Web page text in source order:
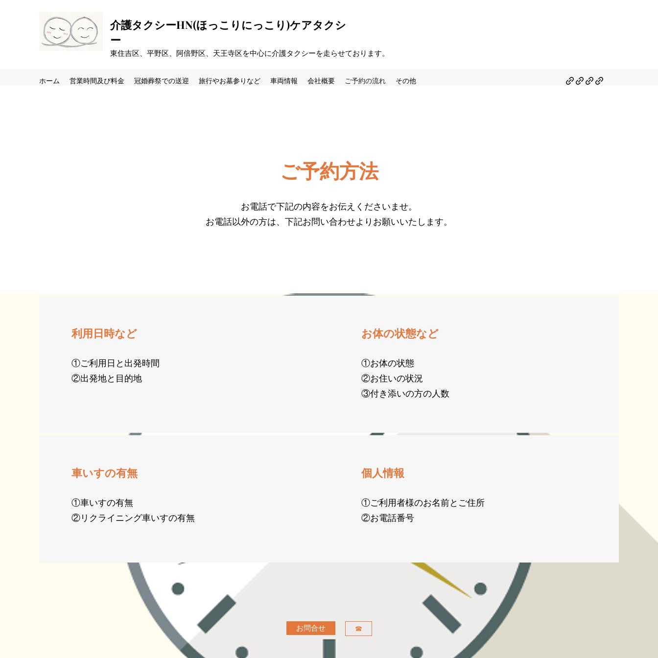
介護タクシーHN(ほっこりにっこり)ケアタクシ
ー
​東住吉区、平野区、阿倍野区、天王寺区を中心に介護タクシーを走らせております。
ホーム 営業時間及び料金 冠婚葬祭での送迎 旅行やお墓参りなど 車両情報 会社概要 ご予約の流れ その他
ご予約方法
お電話で下記の内容をお伝えくださいませ。
​お電話以外の方は、下記お問い合わせよりお願いいたします。
利用日時など
①ご利用日と出発時間
②出発地と目的地
お体の状態など
①お体の状態
②お住いの状況
③付き添いの方の人数
​車いすの有無
①車いすの有無
②リクライニング車いすの有無
個人情報
①ご利用者様のお名前とご住所
②お電話番号
お問合せ ☎